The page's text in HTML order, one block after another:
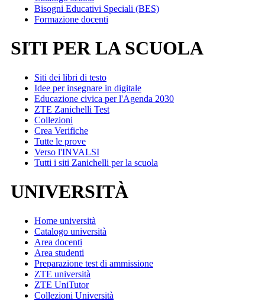
Bisogni Educativi Speciali (BES)
Formazione docenti
SITI PER LA SCUOLA
Siti dei libri di testo
Idee per insegnare in digitale
Educazione civica per l'Agenda 2030
ZTE Zanichelli Test
Collezioni
Crea Verifiche
Tutte le prove
Verso l'INVALSI
Tutti i siti Zanichelli per la scuola
UNIVERSITÀ
Home università
Catalogo università
Area docenti
Area studenti
Preparazione test di ammissione
ZTE università
ZTE UniTutor
Collezioni Università